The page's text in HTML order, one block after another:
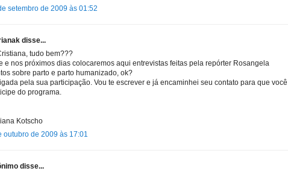
setembro de 2009 às 01:52
disse...
tudo bem???
e nos próximos dias colocaremos aqui entrevistas feitas pela repórter Rosangela
sobre parto e parto humanizado, ok?
pela sua participação. Vou te escrever e já encaminhei seu contato para que você
do programa.
Kotscho
outubro de 2009 às 17:01
disse...